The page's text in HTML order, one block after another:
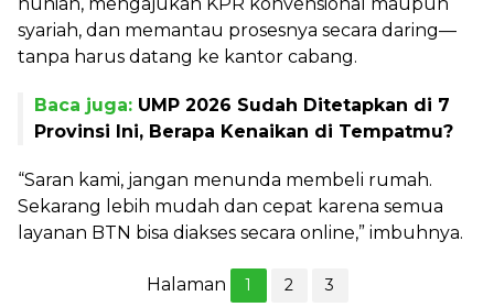
syariah, dan memantau prosesnya secara daring—
tanpa harus datang ke kantor cabang.
Baca juga: UMP 2026 Sudah Ditetapkan di 7
Provinsi Ini, Berapa Kenaikan di Tempatmu?
“Saran kami, jangan menunda membeli rumah.
Sekarang lebih mudah dan cepat karena semua
layanan BTN bisa diakses secara online,” imbuhnya.
Halaman 1 2 3